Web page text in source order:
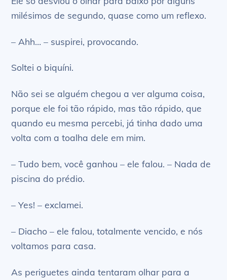
milésimos de segundo, quase como um reflexo.
– Ahh… – suspirei, provocando.
Soltei o biquíni.
Não sei se alguém chegou a ver alguma coisa,
porque ele foi tão rápido, mas tão rápido, que
quando eu mesma percebi, já tinha dado uma
volta com a toalha dele em mim.
– Tudo bem, você ganhou – ele falou. – Nada de
piscina do prédio.
– Yes! – exclamei.
– Diacho – ele falou, totalmente vencido, e nós
voltamos para casa.
As periguetes ainda tentaram olhar para a